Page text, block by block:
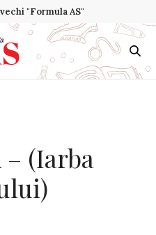
"Formula AS"
– (Iarba